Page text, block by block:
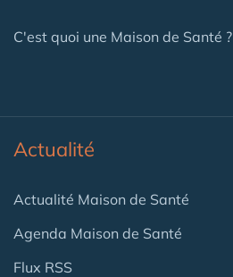
C'est quoi une Maison de Santé ?
Actualité
Actualité Maison de Santé
Agenda Maison de Santé
Flux RSS